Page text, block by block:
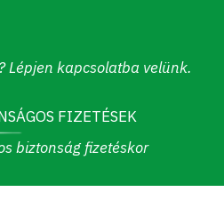
Lépjen kapcsolatba velünk.
FIZETÉSEK
biztonság fizetéskor